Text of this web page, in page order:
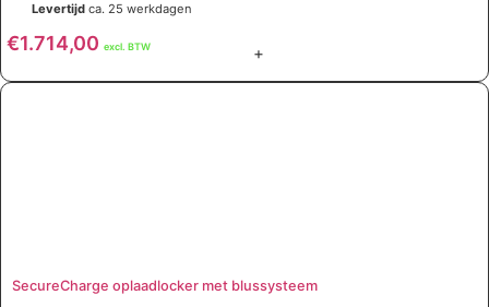
Levertijdca. 25 werkdagen
€1.714,00 excl. BTW +
SecureCharge oplaadlocker met blussysteem